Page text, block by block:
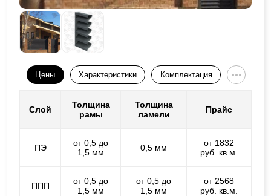
Цены Характеристики Комплектация
Слой
Толщина
рамы
Толщина
ламели
Прайс
ПЭ
от 0,5 до
1,5 мм
0,5 мм
от 1832
руб. кв.м.
ППП
от 0,5 до
1,5 мм
от 0,5 до
1,5 мм
от 2568
руб. кв.м.